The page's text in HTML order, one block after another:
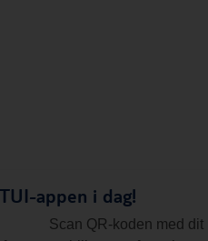
appen i dag!
Scan QR-koden med dit